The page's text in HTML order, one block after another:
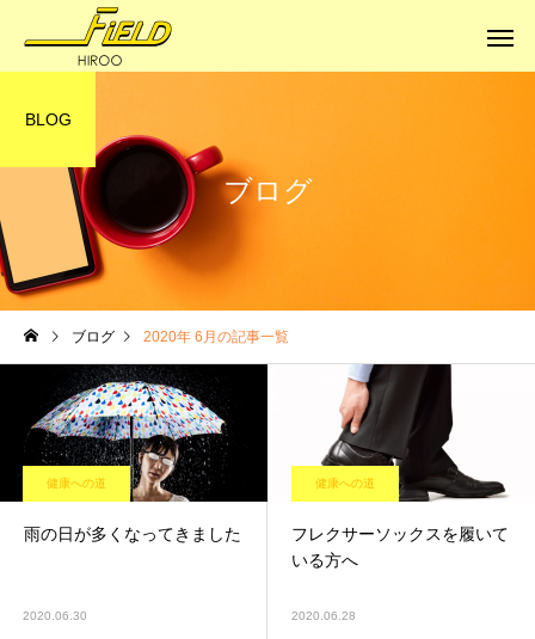
体はサビていく 本当の健康に
ブログ
BLOG
ブログ 2020年 6月の記事一覧
健康への道
雨の日が多くなってきました
2020.06.30
健康への道
フレクサーソックスを履いて
いる方へ
2020.06.28